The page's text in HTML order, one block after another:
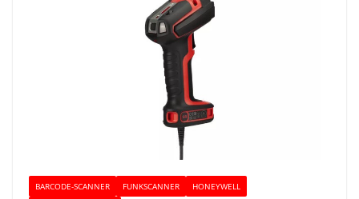
BARCODE-SCANNER FUNKSCANNER
HONEYWELL